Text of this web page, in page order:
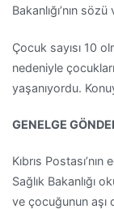
Bakanlığı’nın
Çocuk sayısı 10
nedeniyle
yaşanıyordu.
GENELGE
Kıbrıs
Sağlık Bakanlığı
ve çocuğunun aşı